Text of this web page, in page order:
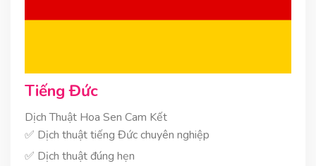
Tiếng Đức
Dịch Thuật Hoa Sen Cam Kết
✅ Dịch thuật tiếng Đức chuyên nghiệp
✅ Dịch thuật đúng hẹn